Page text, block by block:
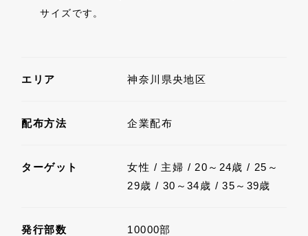
サイズです。
エリア 神奈川県央地区
配布方法 企業配布
ターゲット
女性 / 主婦 / 20～24歳 / 25～
29歳 / 30～34歳 / 35～39歳
発行部数 10000部